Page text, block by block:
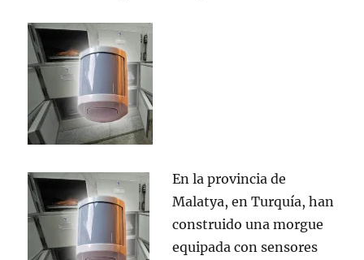
En la provincia de
Malatya, en Turquía, han
construido una morgue
equipada con sensores